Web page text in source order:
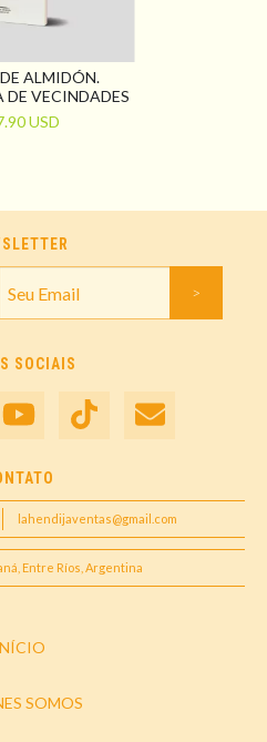
ALMIDÓN.
DE VECINDADES
USD
SOCIAIS
lahendijaventas@gmail.com
Entre Ríos, Argentina
SOMOS